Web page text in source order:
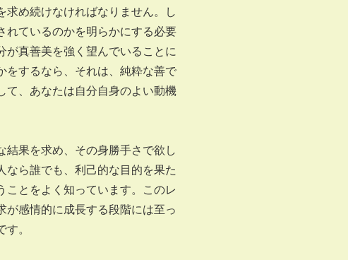
求め続けなければなりません。し
れているのかを明らかにする必要
が真善美を強く望んでいることに
をするなら、それは、純粋な善で
て、あなたは自分自身のよい動機
果を求め、その身勝手さで欲し
ら誰でも、利己的な目的を果た
とをよく知っています。このレ
感情的に成長する段階には至っ
。